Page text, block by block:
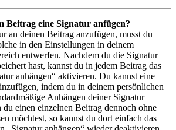
Beitrag eine Signatur anfügen?
an deinen Beitrag anzufügen, musst du
in den Einstellungen in deinem
entwerfen. Nachdem du die Signatur
hast, kannst du in jedem Beitrag das
anhängen“ aktivieren. Du kannst eine
indem du in deinem persönlichen
Anhängen deiner Signatur
einen einzelnen Beitrag dennoch ohne
möchtest, so kannst du dort einfach das